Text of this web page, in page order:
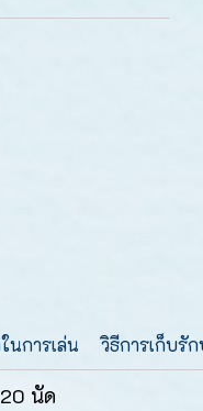
นการเล่น วิธีการเก็บรั
นัด